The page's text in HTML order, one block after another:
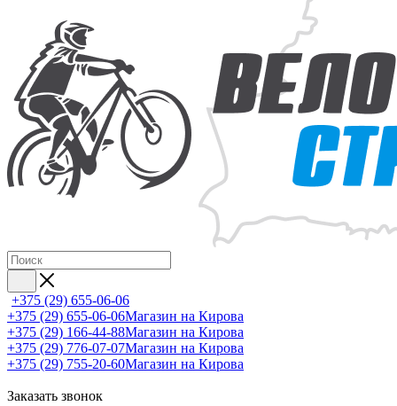
+375 (29) 655-06-06
+375 (29) 655-06-06Магазин на Кирова
+375 (29) 166-44-88Магазин на Кирова
+375 (29) 776-07-07Магазин на Кирова
+375 (29) 755-20-60Магазин на Кирова
Заказать звонок